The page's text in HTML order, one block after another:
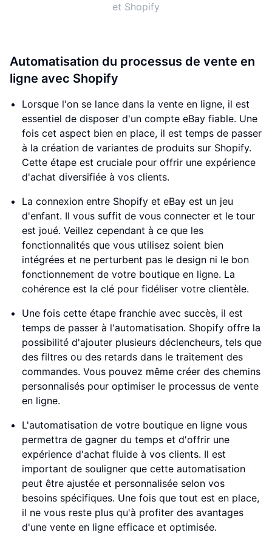
et Shopify
Automatisation du processus de vente en
ligne avec Shopify
Lorsque l'on se lance dans la vente en ligne, il est
essentiel de disposer d'un compte eBay fiable. Une
fois cet aspect bien en place, il est temps de passer
à la création de variantes de produits sur Shopify.
Cette étape est cruciale pour offrir une expérience
d'achat diversifiée à vos clients.
La connexion entre Shopify et eBay est un jeu
d'enfant. Il vous suffit de vous connecter et le tour
est joué. Veillez cependant à ce que les
fonctionnalités que vous utilisez soient bien
intégrées et ne perturbent pas le design ni le bon
fonctionnement de votre boutique en ligne. La
cohérence est la clé pour fidéliser votre clientèle.
Une fois cette étape franchie avec succès, il est
temps de passer à l'automatisation. Shopify offre la
possibilité d'ajouter plusieurs déclencheurs, tels que
des filtres ou des retards dans le traitement des
commandes. Vous pouvez même créer des chemins
personnalisés pour optimiser le processus de vente
en ligne.
L'automatisation de votre boutique en ligne vous
permettra de gagner du temps et d'offrir une
expérience d'achat fluide à vos clients. Il est
important de souligner que cette automatisation
peut être ajustée et personnalisée selon vos
besoins spécifiques. Une fois que tout est en place,
il ne vous reste plus qu'à profiter des avantages
d'une vente en ligne efficace et optimisée.